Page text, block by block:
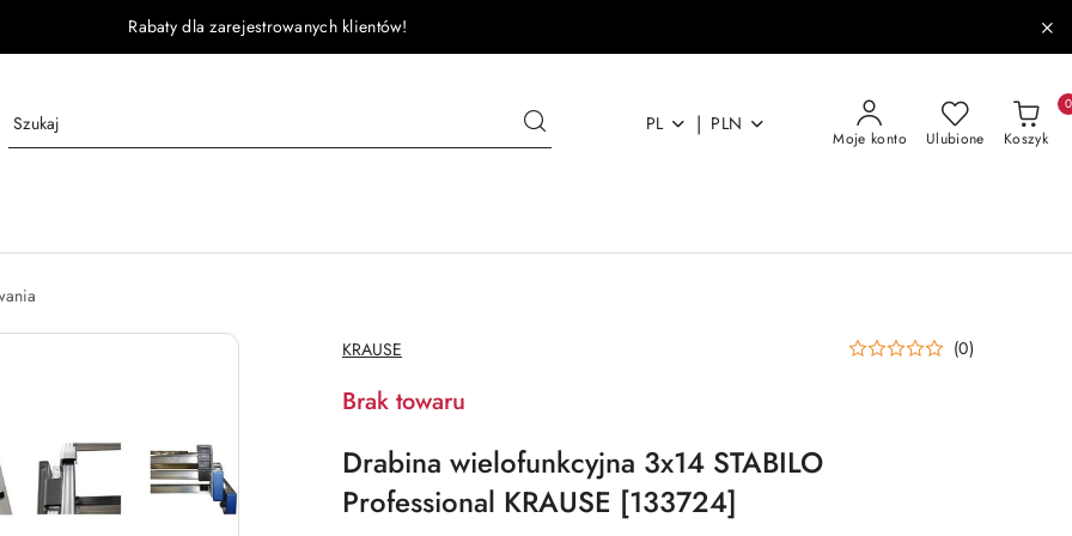
Rabaty dla zarejestrowanych klientów!
PL | PLN
Moje konto Ulubione Koszyk
0
NAZWA
PRODUCENTA:
KRAUSE (0)
Brak towaru
Drabina wielofunkcyjna 3x14 STABILO
Professional KRAUSE [133724]